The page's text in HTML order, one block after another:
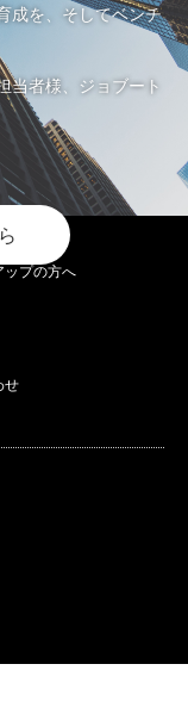
成を、そしてベンチ
当者様、ジョブート
ップの方へ
せ